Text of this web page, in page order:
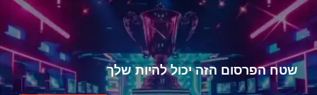
שטח הפרסום הזה יכול להיות שלך